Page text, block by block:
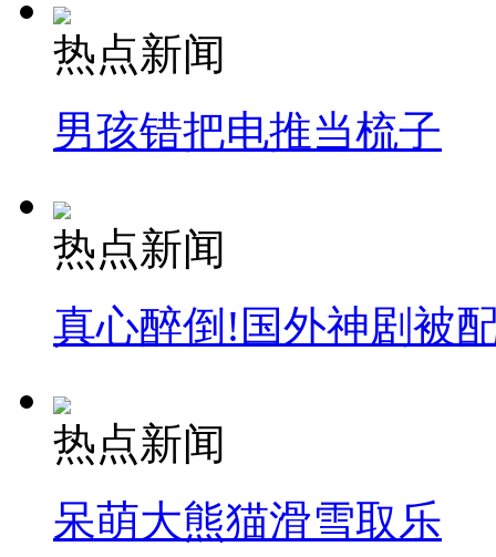
热点新闻
男孩错把电推当梳子
热点新闻
真心醉倒!国外神剧被
热点新闻
呆萌大熊猫滑雪取乐